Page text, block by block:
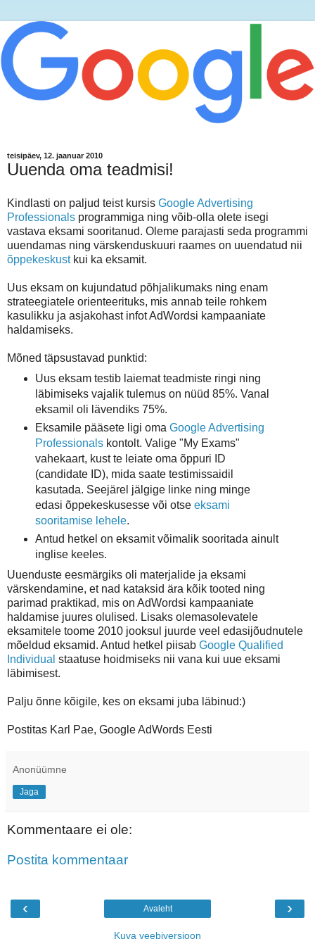
teisipäev, 12. jaanuar 2010
Uuenda oma teadmisi!
Kindlasti on paljud teist kursis Google Advertising
Professionals programmiga ning võib-olla olete isegi
vastava eksami sooritanud. Oleme parajasti seda programmi
uuendamas ning värskenduskuuri raames on uuendatud nii
õppekeskustkui ka eksamit.
Uus eksam on kujundatud põhjalikumaks ning enam
strateegiatele orienteerituks, mis annab teile rohkem
kasulikku ja asjakohast infot AdWordsi kampaaniate
haldamiseks.
Mõned täpsustavad punktid:
Uus eksam testib laiemat teadmiste ringi ning
läbimiseks vajalik tulemus on nüüd 85%. Vanal
eksamil oli lävendiks 75%.
Eksamile pääsete ligi oma Google Advertising
Professionalskontolt. Valige "My Exams"
vahekaart, kust te leiate oma õppuri ID
(candidate ID), mida saate testimissaidil
kasutada. Seejärel jälgige linke ning minge
edasi õppekeskusesse või otse eksami
sooritamise lehele.
Antud hetkel on eksamit võimalik sooritada ainult
inglise keeles.
Uuenduste eesmärgiks oli materjalide ja eksami
värskendamine, et nad kataksid ära kõik tooted ning
parimad praktikad, mis on AdWordsi kampaaniate
haldamise juures olulised. Lisaks olemasolevatele
eksamitele toome 2010 jooksul juurde veel edasijõudnutele
mõeldud eksamid. Antud hetkel piisab Google Qualified
Individual staatuse hoidmiseks nii vana kui uue eksami
läbimisest.
Palju õnne kõigile, kes on eksami juba läbinud:)
Postitas Karl Pae, Google AdWords Eesti
Anonüümne
Jaga
Kommentaare ei ole:
Postita kommentaar
‹ ›
Avaleht
Kuva veebiversioon